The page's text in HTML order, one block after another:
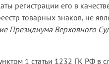
изначально
регистрации его в
товарных знаков, не
Президиума Верховного
1 статьи 1232 ГК РФ